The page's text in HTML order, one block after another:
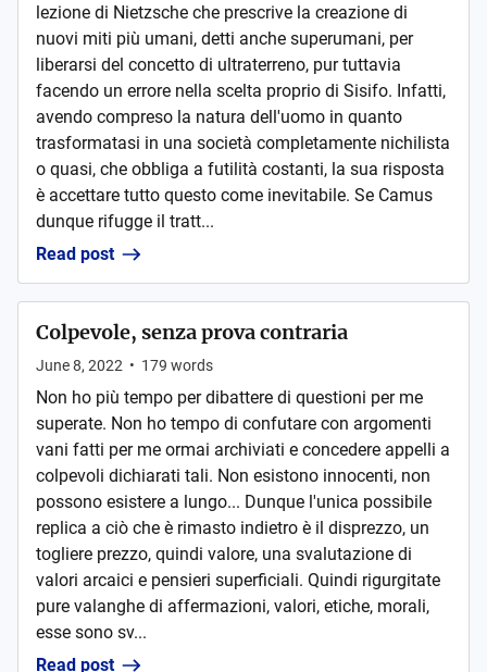
lezione di Nietzsche che prescrive la creazione di
nuovi miti più umani, detti anche superumani, per
liberarsi del concetto di ultraterreno, pur tuttavia
facendo un errore nella scelta proprio di Sisifo. Infatti,
avendo compreso la natura dell'uomo in quanto
trasformatasi in una società completamente nichilista
o quasi, che obbliga a futilità costanti, la sua risposta
è accettare tutto questo come inevitabile. Se Camus
dunque rifugge il tratt...
Read post
Colpevole, senza prova contraria
June 8, 2022 • 179 words
Non ho più tempo per dibattere di questioni per me
superate. Non ho tempo di confutare con argomenti
vani fatti per me ormai archiviati e concedere appelli a
colpevoli dichiarati tali. Non esistono innocenti, non
possono esistere a lungo... Dunque l'unica possibile
replica a ciò che è rimasto indietro è il disprezzo, un
togliere prezzo, quindi valore, una svalutazione di
valori arcaici e pensieri superficiali. Quindi rigurgitate
pure valanghe di affermazioni, valori, etiche, morali,
esse sono sv...
Read post